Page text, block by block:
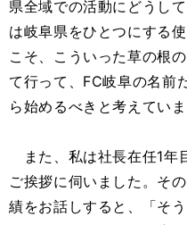
県全域での活動にどうし
は岐阜県をひとつにする
こそ、こういった草の根
て行って、FC岐阜の名前
ら始めるべきと考えていま
また、私は社長在任1年
ご挨拶に伺いました。そ
績をお話しすると、「そ